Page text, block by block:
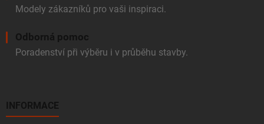
Modely zákazníků pro vaši inspiraci.
Odborná pomoc
Poradenství při výběru i v průběhu stavby.
INFORMACE